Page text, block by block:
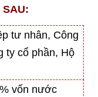
SAU:
tư nhân, Công
ty cổ phần, Hộ
vốn nước